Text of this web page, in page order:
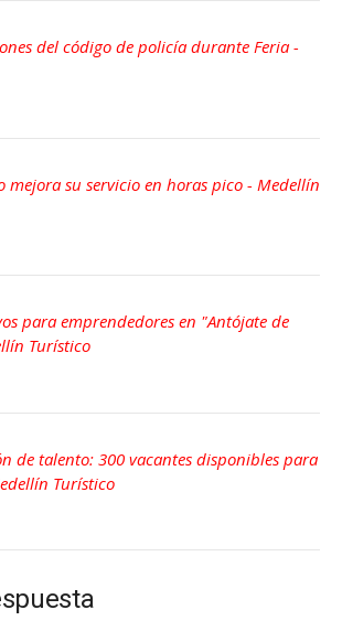
del código de policía durante Feria -
mejora su servicio en horas pico - Medellín
para emprendedores en "Antójate de
Turístico
de talento: 300 vacantes disponibles para
Turístico